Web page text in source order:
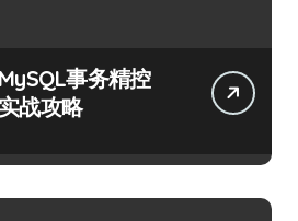
事务精控
战攻略